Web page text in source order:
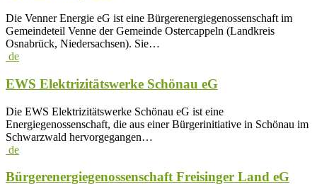
Die Venner Energie eG ist eine Bürgerenergiegenossenschaft im
Gemeindeteil Venne der Gemeinde Ostercappeln (Landkreis
Osnabrück, Niedersachsen). Sie…
de
EWS Elektrizitätswerke Schönau eG
Die EWS Elektrizitätswerke Schönau eG ist eine
Energiegenossenschaft, die aus einer Bürgerinitiative in Schönau im
Schwarzwald hervorgegangen…
de
Bürgerenergiegenossenschaft Freisinger Land eG